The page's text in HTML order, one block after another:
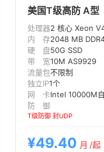
美国T级高防 A型
处理器2 核心 Xeon
内 存2048 MB
硬 盘50G SSD
带 宽10M AS9929
流量包不限制
独立IP1个
网 卡Intel 10000M
防 御
T级防御 封UDP
¥49.40 月 /起